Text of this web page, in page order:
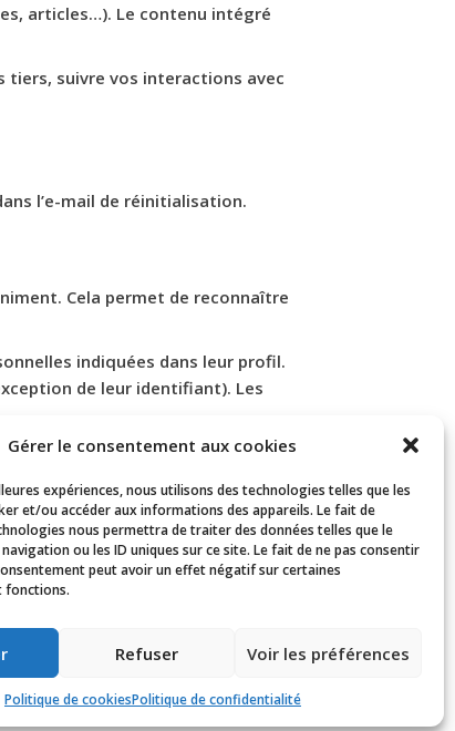
Gérer le consentement aux cookies
expériences, nous utilisons des technologies telles que les
et/ou accéder aux informations des appareils. Le fait de
nous permettra de traiter des données telles que le
ou les ID uniques sur ce site. Le fait de ne pas consentir
peut avoir un effet négatif sur certaines
fonctions.
Refuser Voir les préférences
Politique de cookiesPolitique de confidentialité
articles…). Le contenu intégré
tiers, suivre vos interactions avec
l’e-mail de réinitialisation.
Cela permet de reconnaître
indiquées dans leur profil.
de leur identifiant). Les
à recevoir un fichier
avez fournies. Vous pouvez
les données stockées à des fins
des commentaires